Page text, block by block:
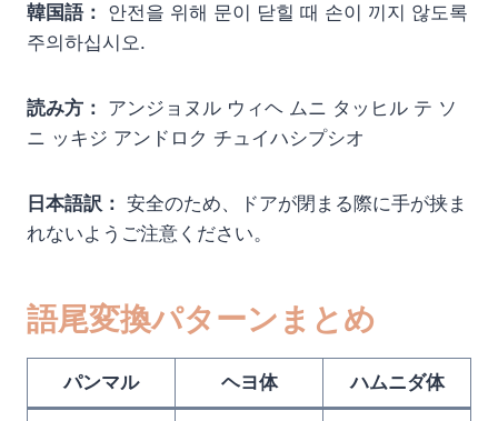
韓国語： 안전을 위해 문이 닫힐 때 손이 끼지 않도록
주의하십시오.
読み方： アンジョヌル ウィヘ ムニ タッヒル テ ソ
ニ ッキジ アンドロク チュイハシプシオ
日本語訳： 安全のため、ドアが閉まる際に手が挟ま
れないようご注意ください。
語尾変換パターンまとめ
パンマル ヘヨ体 ハムニダ体